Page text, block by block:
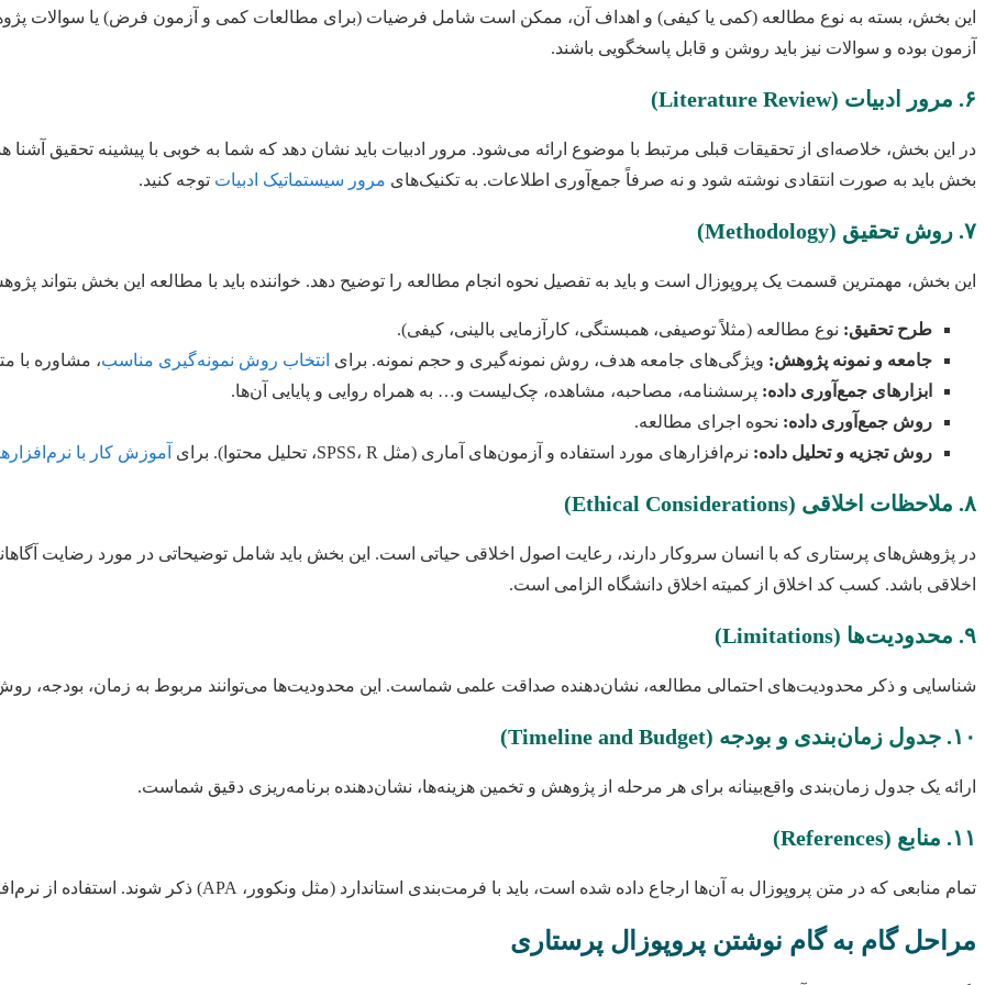
این بخش، بسته به نوع مطالعه (کمی یا کیفی) و اهداف آن، ممکن است شامل فرضیات (برای مطالعات کمی و آزمون فرض) یا سوالات
آزمون بوده و سوالات نیز باید روشن و قابل پاسخگویی باشند.
۶. مرور ادبیات (Literature Review)
در این بخش، خلاصه‌ای از تحقیقات قبلی مرتبط با موضوع ارائه می‌شود. مرور ادبیات باید نشان دهد که شما به خوبی با پیشینه تحقیق
بخش باید به صورت انتقادی نوشته شود و نه صرفاً جمع‌آوری اطلاعات. به تکنیک‌های مرور سیستماتیک ادبیات توجه کنید.
۷. روش تحقیق (Methodology)
این بخش، مهمترین قسمت یک پروپوزال است و باید به تفصیل نحوه انجام مطالعه را توضیح دهد. خواننده باید با مطالعه این بخش
طرح تحقیق: نوع مطالعه (مثلاً توصیفی، همبستگی، کارآزمایی بالینی، کیفی).
جامعه و نمونه پژوهش: ویژگی‌های جامعه هدف، روش نمونه‌گیری و حجم نمونه. برای انتخاب روش نمونه‌گیری مناسب، مشاوره با
ابزارهای جمع‌آوری داده: پرسشنامه، مصاحبه، مشاهده، چک‌لیست و… به همراه روایی و پایایی آن‌ها.
روش جمع‌آوری داده: نحوه اجرای مطالعه.
روش تجزیه و تحلیل داده: نرم‌افزارهای مورد استفاده و آزمون‌های آماری (مثل SPSS، R، تحلیل محتوا). برای آموزش کار با
۸. ملاحظات اخلاقی (Ethical Considerations)
در پژوهش‌های پرستاری که با انسان سروکار دارند، رعایت اصول اخلاقی حیاتی است. این بخش باید شامل توضیحاتی در مورد رضایت
اخلاقی باشد. کسب کد اخلاق از کمیته اخلاق دانشگاه الزامی است.
۹. محدودیت‌ها (Limitations)
شناسایی و ذکر محدودیت‌های احتمالی مطالعه، نشان‌دهنده صداقت علمی شماست. این محدودیت‌ها می‌توانند مربوط به زمان، بودجه،
۱۰. جدول زمان‌بندی و بودجه (Timeline and Budget)
ارائه یک جدول زمان‌بندی واقع‌بینانه برای هر مرحله از پژوهش و تخمین هزینه‌ها، نشان‌دهنده برنامه‌ریزی دقیق شماست.
۱۱. منابع (References)
تمام منابعی که در متن پروپوزال به آن‌ها ارجاع داده شده است، باید با فرمت‌بندی استاندارد (مثل ونکوور، APA) ذکر شوند. استفاده از نرم‌افزارهای رفرنس‌دهی مانند
مراحل گام به گام نوشتن پروپوزال پرستاری